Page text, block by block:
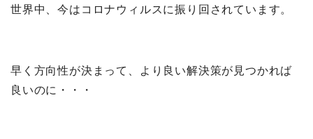
世界中、今はコロナウィルスに振り回されています。
早く方向性が決まって、より良い解決策が見つかれば
良いのに・・・